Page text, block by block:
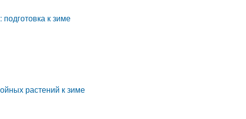
к зиме
растений к зиме